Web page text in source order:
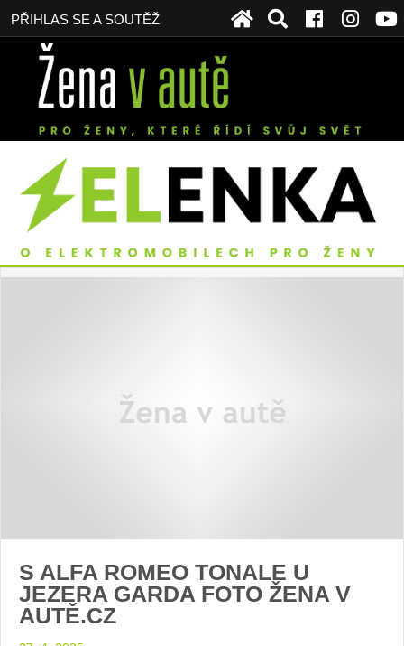
PŘIHLAS SE A SOUTĚŽ
S ALFA ROMEO TONALE U
JEZERA GARDA FOTO ŽENA V
AUTĚ.CZ